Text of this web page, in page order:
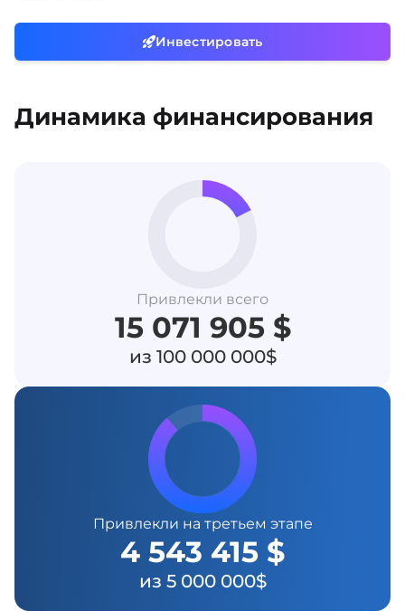
Инвестировать
Динамика финансирования
Привлекли всего
15 071 905 $
из 100 000 000$
Привлекли на третьем этапе
4 543 415 $
из 5 000 000$